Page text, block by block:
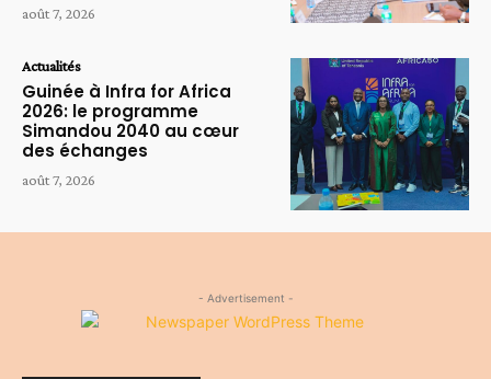
août 7, 2026
Actualités
Guinée à Infra for Africa
2026: le programme
Simandou 2040 au cœur
des échanges
août 7, 2026
- Advertisement -